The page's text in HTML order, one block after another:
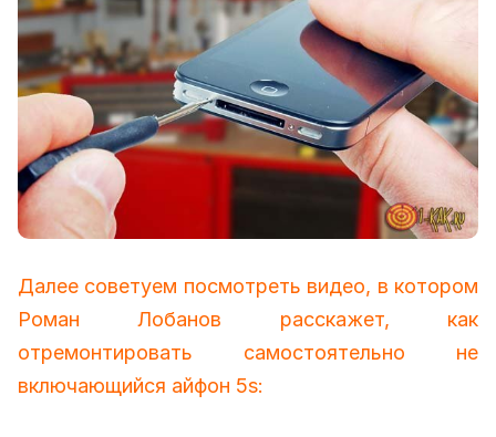
Далее советуем посмотреть видео, в котором
Роман Лобанов расскажет, как
отремонтировать самостоятельно не
включающийся айфон 5s: